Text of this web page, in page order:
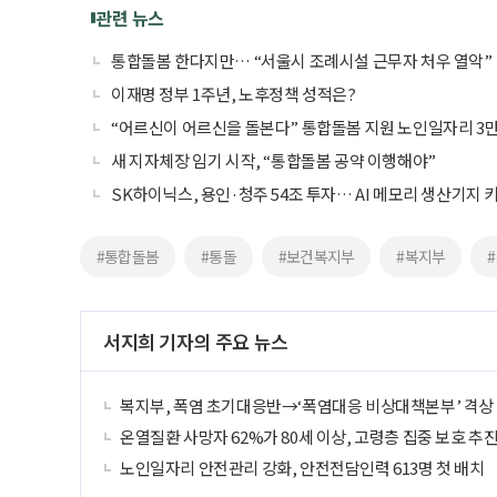
관련 뉴스
통합돌봄 한다지만… “서울시 조례시설 근무자 처우 열악”
이재명 정부 1주년, 노후정책 성적은?
“어르신이 어르신을 돌본다” 통합돌봄 지원 노인일자리 3
새 지자체장 임기 시작, “통합돌봄 공약 이행해야”
SK하이닉스, 용인·청주 54조 투자… AI 메모리 생산기지
#통합돌봄 #통돌 #보건복지부 #복지부
서지희 기자의 주요 뉴스
복지부, 폭염 초기대응반→‘폭염대응 비상대책본부’ 격상
온열질환 사망자 62%가 80세 이상, 고령층 집중 보호 추진
노인일자리 안전관리 강화, 안전전담인력 613명 첫 배치